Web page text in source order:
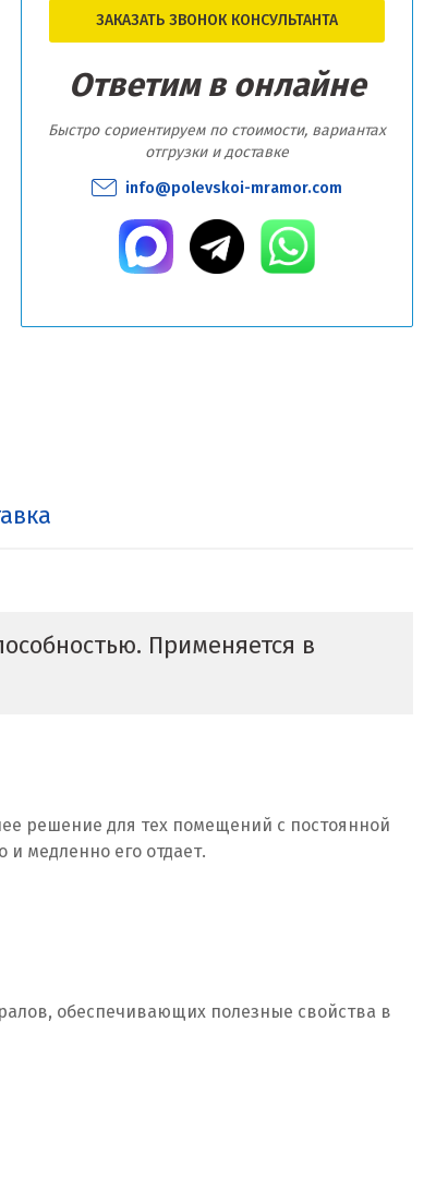
ЗАКАЗАТЬ ЗВОНОК КОНСУЛЬТАНТА
Ответим в онлайне
Быстро сориентируем по стоимости, вариантах
отгрузки и доставке
info@polevskoi-mramor.com
Применяется в
решение для тех помещений с постоянной
медленно его отдает.
обеспечивающих полезные свойства в